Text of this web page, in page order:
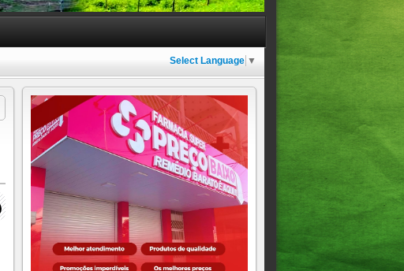
Select Language ▼